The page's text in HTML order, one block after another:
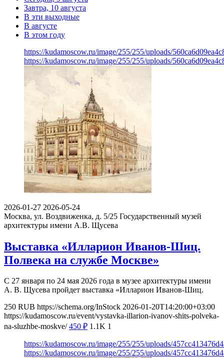
Завтра, 10 августа
В эти выходные
В августе
В этом году
https://kudamoscow.ru/image/255/255/uploads/
https://kudamoscow.ru/image/255/255/uploads/
2026-01-27 2026-05-24
Москва, ул. Воздвиженка, д. 5/25 Государственный музей
архитектуры имени А.В. Щусева
Выставка «Илларион Иванов-Шиц.
Полвека на службе Москве»
С 27 января по 24 мая 2026 года в музее архитектуры имени
А. В. Щусева пройдет выставка «Илларион Иванов-Шиц.
250 RUB https://schema.org/InStock 2026-01-20T14:20:00+03:00
https://kudamoscow.ru/event/vystavka-illarion-ivanov-shits-polveka-
na-sluzhbe-moskve/ 450 ₽ 1.1K 1
https://kudamoscow.ru/image/255/255/uploads/
https://kudamoscow.ru/image/255/255/uploads/